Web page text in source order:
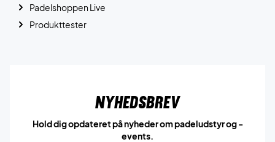
Padelshoppen Live
Produkttester
Nyhedsbrev
Hold dig opdateret på nyheder om padeludstyr og -
events.